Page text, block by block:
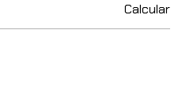
Calcular